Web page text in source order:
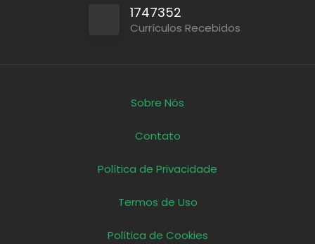
1747352
Currículos Recebidos
Sobre Nós
Contato
Política de Privacidade
Termos de Uso
Política de Cookies